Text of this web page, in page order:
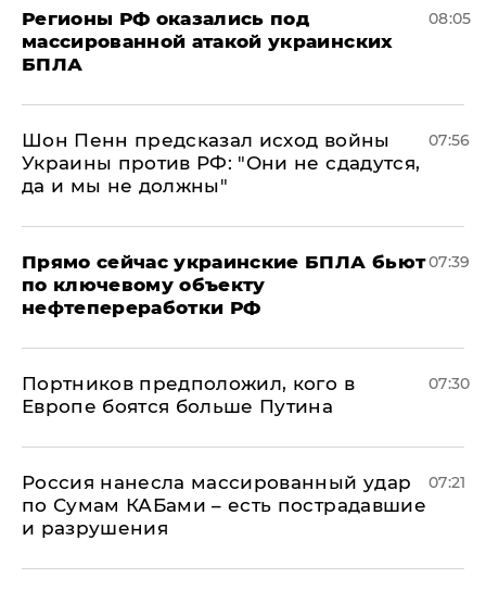
Регионы РФ оказались под
массированной атакой украинских
БПЛА
08:05
Шон Пенн предсказал исход войны
Украины против РФ: "Они не сдадутся,
да и мы не должны"
07:56
Прямо сейчас украинские БПЛА бьют
по ключевому объекту
нефтепереработки РФ
07:39
Портников предположил, кого в
Европе боятся больше Путина
07:30
Россия нанесла массированный удар
по Сумам КАБами – есть пострадавшие
и разрушения
07:21